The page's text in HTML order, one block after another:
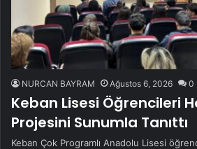
NURCAN BAYRAM Ağustos 6, 2026 0
Keban Lisesi Öğrencileri
Projesini Sunumla Tanıttı
Keban Çok Programlı Anadolu Lisesi